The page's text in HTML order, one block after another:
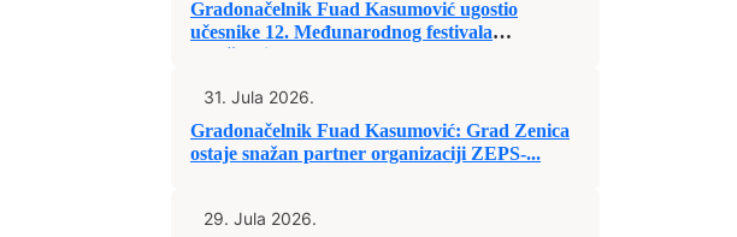
Gradonačelnik Fuad Kasumović ugostio
učesnike 12. Međunarodnog festivala
„Mošćanic...
31. Jula 2026.
Gradonačelnik Fuad Kasumović: Grad Zenica
ostaje snažan partner organizaciji ZEPS-...
29. Jula 2026.